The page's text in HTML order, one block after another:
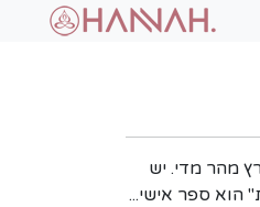
מהר מדי. יש
הוא ספר אישי...